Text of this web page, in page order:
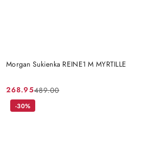
Morgan Sukienka REINE1 M MYRTILLE
Cena
promocyjna:
268.95
Cena
przed
489.00
-30%